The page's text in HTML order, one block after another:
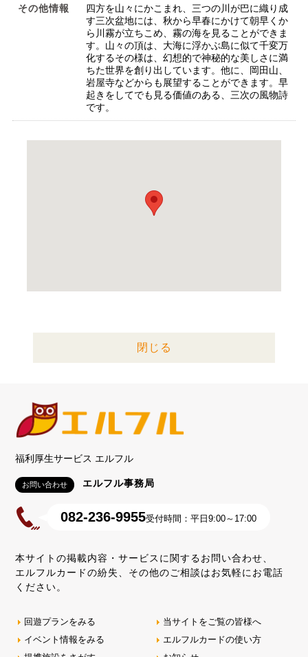
その他情報
四方を山々にかこまれ、三つの川が巴に織り成
す三次盆地には、秋から早春にかけて朝早くか
ら川霧が立ちこめ、霧の海を見ることができま
す。山々の頂は、大海に浮かぶ島に似て千変万
化するその様は、幻想的で神秘的な美しさに満
ちた世界を創り出しています。他に、岡田山、
岩屋寺などからも展望することができます。早
起きをしてでも見る価値のある、三次の風物詩
です。
閉じる
福利厚生サービス エルフル
お問い合わせ エルフル事務局
082-236-9955受付時間：平日9:00～17:00
本サイトの掲載内容・サービスに関するお問い合わせ、
エルフルカードの紛失、その他のご相談はお気軽にお電話
ください。
回遊プランをみる
イベント情報をみる
当サイトをご覧の皆様へ
エルフルカードの使い方